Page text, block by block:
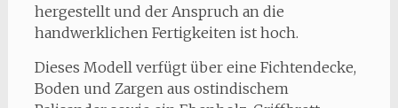
hergestellt und der Anspruch an die
handwerklichen Fertigkeiten ist hoch.
Dieses Modell verfügt über eine Fichtendecke,
Boden und Zargen aus ostindischem